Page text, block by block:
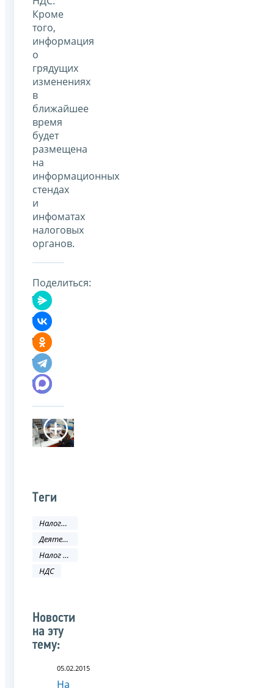
Кроме
того,
информация
о
грядущих
изменениях
в
ближайшее
время
будет
размещена
на
информационных
стендах
и
инфоматах
налоговых
органов.
Поделиться:
Теги
Налоги и сборы
Деятельность ФНС
Налог на добавленную стоимость
НДС
Новости
на эту
тему:
05.02.2015
На